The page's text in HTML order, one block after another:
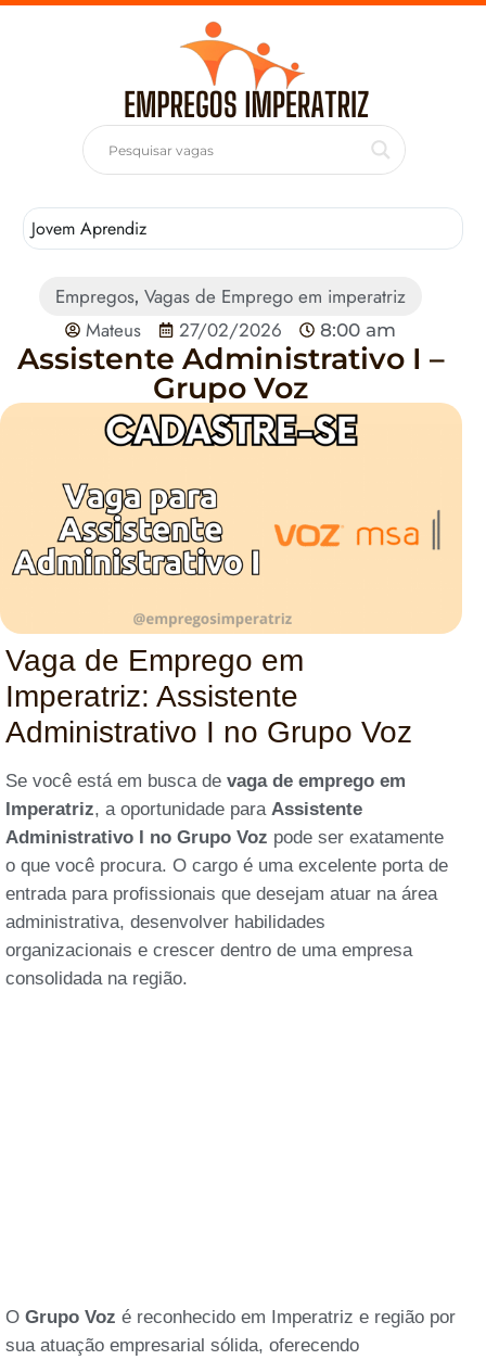
Jovem Aprendiz
Empregos,Vagas de Emprego em imperatriz
Mateus
27/02/2026 8:00 am
Assistente Administrativo I –
Grupo Voz
Vaga de Emprego em
Imperatriz: Assistente
Administrativo I no Grupo Voz
Se você está em busca de vaga de emprego em
Imperatriz, a oportunidade para Assistente
Administrativo I no Grupo Voz pode ser exatamente
o que você procura. O cargo é uma excelente porta de
entrada para profissionais que desejam atuar na área
administrativa, desenvolver habilidades
organizacionais e crescer dentro de uma empresa
consolidada na região.
O Grupo Voz é reconhecido em Imperatriz e região por
sua atuação empresarial sólida, oferecendo